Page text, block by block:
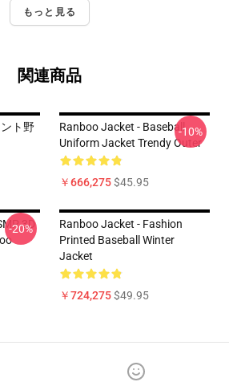
もっと見る
関連商品
ト野
Ranboo Jacket - Baseball
Uniform Jacket Trendy Outer
￥666,275$45.95
-10%
3D
-20%
Ranboo Jacket - Fashion
Printed Baseball Winter
Jacket
￥724,275$49.95